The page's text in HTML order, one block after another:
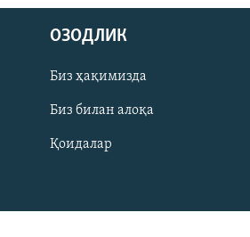
На русском
ОЗОДЛИК
Биз ҳақимизда
Биз билан алоқа
Қоидалар